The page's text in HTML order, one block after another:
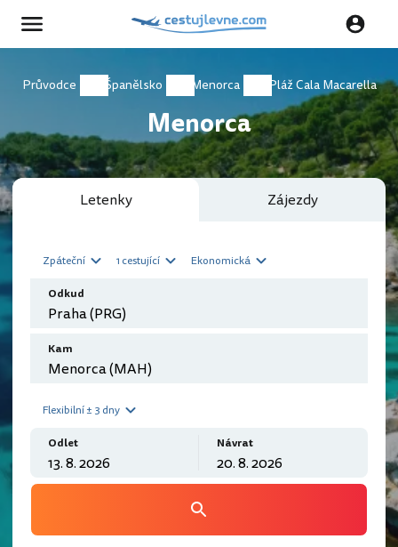
Průvodce Španělsko Menorca Pláž Cala Macarella
Menorca
Letenky Zájezdy
Zpáteční 1 cestující Ekonomická
Odkud
Kam
Flexibilní ± 3 dny
Odlet Návrat